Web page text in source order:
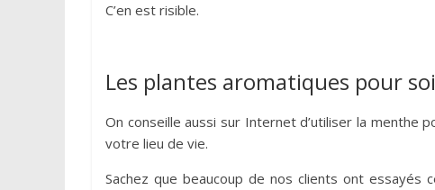
C’en est risible.
Les plantes aromatiques pour
On conseille aussi sur Internet d’utiliser la menthe
votre lieu de vie.
Sachez que beaucoup de nos clients ont